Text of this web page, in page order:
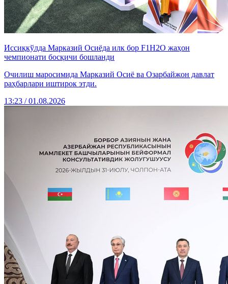
Иссиқкўлда Марказий Осиёда илк бор F1H2O жаҳон
чемпионати босқичи бошланди
Очилиш маросимида Марказий Осиё ва Озарбайжон давлат
раҳбарлари иштирок этди.
13:23 / 01.08.2026